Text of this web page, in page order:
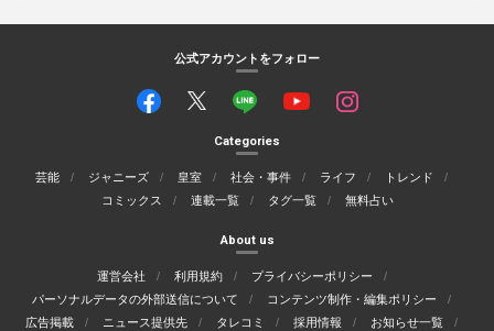
公式アカウントをフォロー
Categories
芸能 ジャニーズ 皇室 社会・事件 ライフ
トレンド
コミックス
連載一覧 タグ一覧 無料占い
About us
運営会社 利用規約
プライバシーポリシー
パーソナルデータの外部送信について
コンテンツ制作・編集ポリシー
広告掲載
ニュース提供先 タレコミ 採用情報
お知らせ一覧